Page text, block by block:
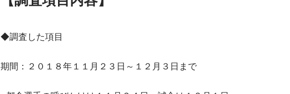
◆調査した項目
期間：２０１８年１１月２３日～１２月３日まで